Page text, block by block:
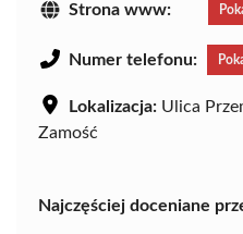
Strona www:
Numer telefonu:
Lokalizacja: Ulica
Zamość
Najczęściej doceniane